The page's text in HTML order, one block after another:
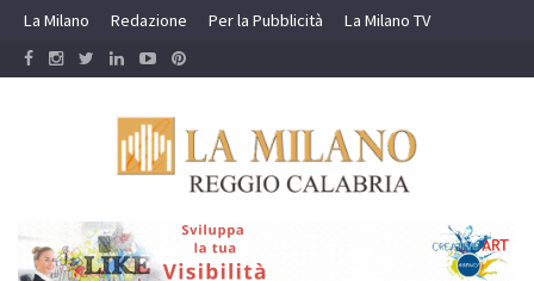
Skip
content
La Milano Redazione Per la Pubblicità La Milano TV